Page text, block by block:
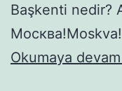
Başkenti nedir?
Okumaya